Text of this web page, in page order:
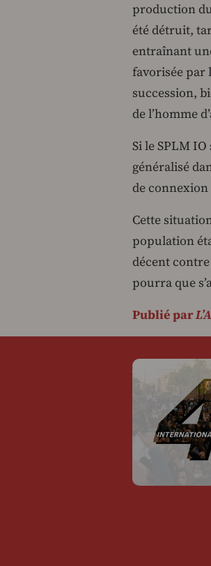
production
été détruit,
entraînant
favorisée par
succession,
de l’homme
Si le SPLM
généralisé
de
Cette
population
décent
pourra que
Publié par